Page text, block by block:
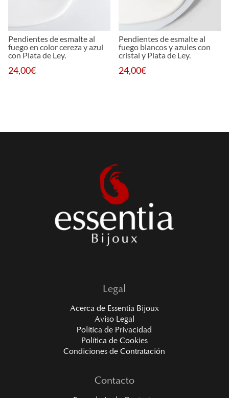
Pendientes de esmalte al
fuego en color cereza y azul
con Plata de Ley.
24,00€
Pendientes de esmalte al
fuego blancos y azules con
cristal y Plata de Ley.
24,00€
Legal
Acerca de Essentia Bijoux
Aviso Legal
Política de Privacidad
Política de Cookies
Condiciones de Contratación
Contacto